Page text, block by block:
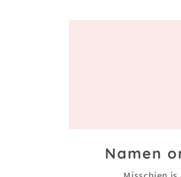
Namen